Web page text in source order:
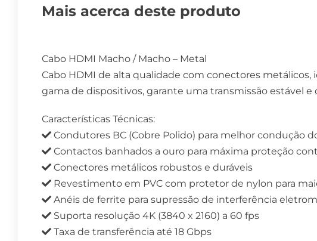
Mais acerca deste produto
Cabo HDMI Macho / Macho – Metal
Cabo HDMI de alta qualidade com conectores
gama de dispositivos, garante uma transmissão estável
Características Técnicas:
Condutores BC (Cobre Polido) para melhor condução
Contactos banhados a ouro para máxima proteção
Conectores metálicos robustos e duráveis
Revestimento em PVC com protetor de nylon para
Anéis de ferrite para supressão de interferência
Suporta resolução 4K (3840 x 2160) a 60 fps
Taxa de transferência até 18 Gbps